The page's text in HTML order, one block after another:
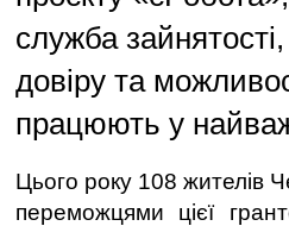
служба
довіру та
працюють у
Цього року 108 жителів
переможцями цієї